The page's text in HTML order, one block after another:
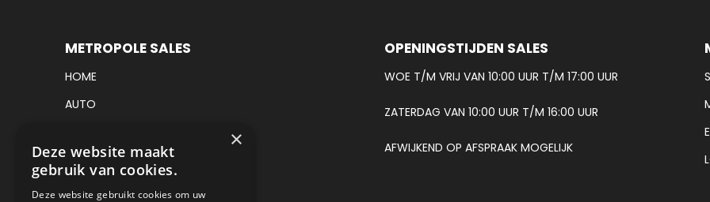
METROPOLE SALES
HOME
AUTO
VERKOCHT
OPENINGSTIJDEN SALES
WOE T/M VRIJ VAN 10:00 UUR T/M 17:00 UUR
ZATERDAG VAN 10:00 UUR T/M 16:00 UUR
AFWIJKEND OP AFSPRAAK MOGELIJK
×
Deze website maakt
gebruik van cookies.
Deze website gebruikt cookies om uw